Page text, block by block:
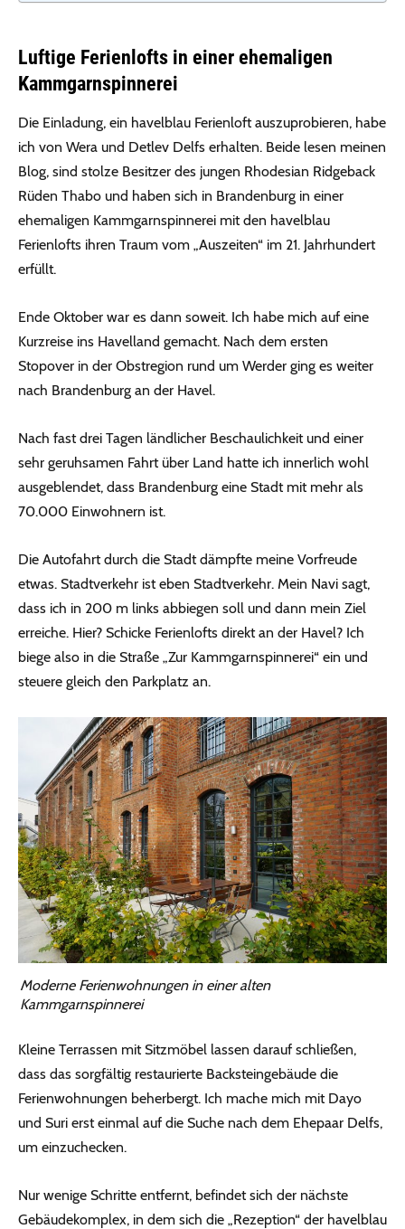
Luftige Ferienlofts in einer ehemaligen
Kammgarnspinnerei
Die Einladung, ein havelblau Ferienloft auszuprobieren, habe
ich von Wera und Detlev Delfs erhalten. Beide lesen meinen
Blog, sind stolze Besitzer des jungen Rhodesian Ridgeback
Rüden Thabo und haben sich in Brandenburg in einer
ehemaligen Kammgarnspinnerei mit den havelblau
Ferienlofts ihren Traum vom „Auszeiten“ im 21. Jahrhundert
erfüllt.
Ende Oktober war es dann soweit. Ich habe mich auf eine
Kurzreise ins Havelland gemacht. Nach dem ersten
Stopover in der Obstregion rund um Werder ging es weiter
nach Brandenburg an der Havel.
Nach fast drei Tagen ländlicher Beschaulichkeit und einer
sehr geruhsamen Fahrt über Land hatte ich innerlich wohl
ausgeblendet, dass Brandenburg eine Stadt mit mehr als
70.000 Einwohnern ist.
Die Autofahrt durch die Stadt dämpfte meine Vorfreude
etwas. Stadtverkehr ist eben Stadtverkehr. Mein Navi sagt,
dass ich in 200 m links abbiegen soll und dann mein Ziel
erreiche. Hier? Schicke Ferienlofts direkt an der Havel? Ich
biege also in die Straße „Zur Kammgarnspinnerei“ ein und
steuere gleich den Parkplatz an.
Moderne Ferienwohnungen in einer alten
Kammgarnspinnerei
Kleine Terrassen mit Sitzmöbel lassen darauf schließen,
dass das sorgfältig restaurierte Backsteingebäude die
Ferienwohnungen beherbergt. Ich mache mich mit Dayo
und Suri erst einmal auf die Suche nach dem Ehepaar Delfs,
um einzuchecken.
Nur wenige Schritte entfernt, befindet sich der nächste
Gebäudekomplex, in dem sich die „Rezeption“ der havelblau